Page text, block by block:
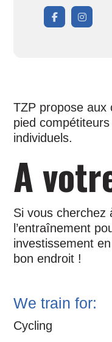
TZP propose aux
pied
individuels.
A
Si vous cherchez
l’entraînement
investissement
bon endroit !
We train for:
Cycling